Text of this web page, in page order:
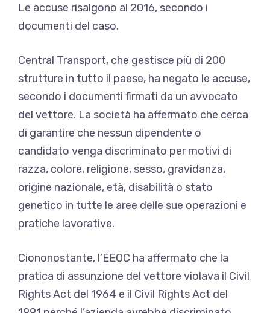
Le accuse risalgono al 2016, secondo i
documenti del caso.
Central Transport, che gestisce più di 200
strutture in tutto il paese, ha negato le accuse,
secondo i documenti firmati da un avvocato
del vettore. La società ha affermato che cerca
di garantire che nessun dipendente o
candidato venga discriminato per motivi di
razza, colore, religione, sesso, gravidanza,
origine nazionale, età, disabilità o stato
genetico in tutte le aree delle sue operazioni e
pratiche lavorative.
Ciononostante, l’EEOC ha affermato che la
pratica di assunzione del vettore violava il Civil
Rights Act del 1964 e il Civil Rights Act del